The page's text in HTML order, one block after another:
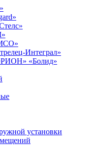
Интеграл»
«Болид»
установки